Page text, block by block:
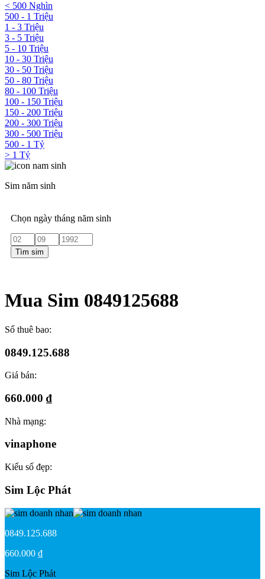
< 500 Nghìn
500 - 1 Triệu
1 - 3 Triệu
3 - 5 Triệu
5 - 10 Triệu
10 - 30 Triệu
30 - 50 Triệu
50 - 80 Triệu
80 - 100 Triệu
100 - 150 Triệu
150 - 200 Triệu
200 - 300 Triệu
300 - 500 Triệu
500 - 1 Tỷ
> 1 Tỷ
Sim năm sinh
Chọn ngày tháng năm sinh
Tìm sim
Mua Sim 0849125688
Số thuê bao:
0849.125.688
Giá bán:
660.000 ₫
Nhà mạng:
vinaphone
Kiểu số đẹp:
Sim Lộc Phát
0849.125.688
660.000 ₫
Sim Lộc Phát